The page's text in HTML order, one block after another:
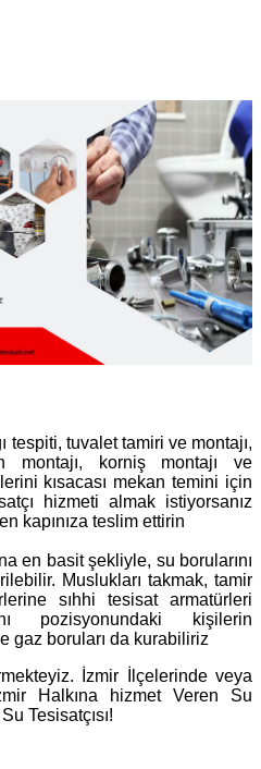
tespiti, tuvalet tamiri ve montajı,
montajı, korniş montajı ve
kısacası mekan temini için
hizmeti almak istiyorsanız
kapınıza teslim ettirin
en basit şekliyle, su borularını
Muslukları takmak, tamir
sıhhi tesisat armatürleri
pozisyonundaki kişilerin
gaz boruları da kurabiliriz
İzmir İlçelerinde veya
Halkına hizmet Veren Su
Tesisatçısı!